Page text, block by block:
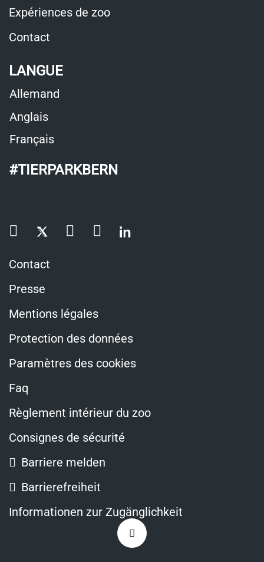
Expériences de zoo
Contact
LANGUE
Allemand
Anglais
Français
#TIERPARKBERN
Contact
Presse
Mentions légales
Protection des données
Paramètres des cookies
Faq
Règlement intérieur du zoo
Consignes de sécurité
Barriere melden
Barrierefreiheit
Informationen zur Zugänglichkeit
Zurück